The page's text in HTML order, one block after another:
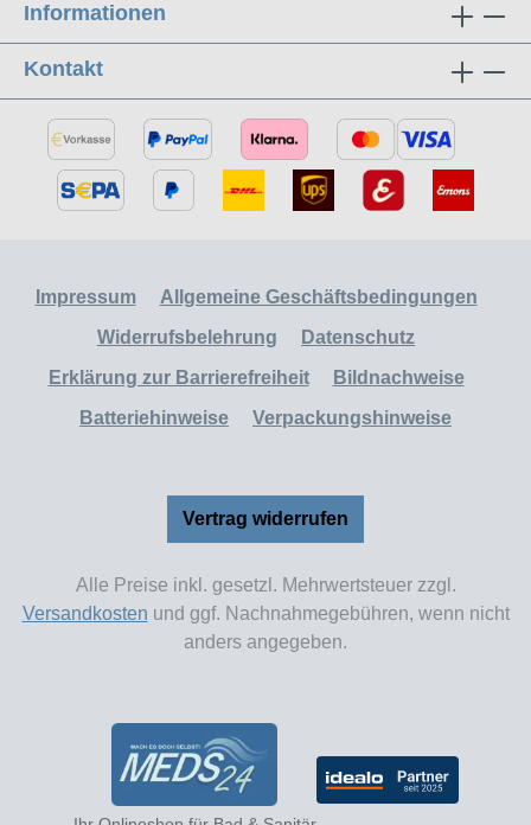
Informationen
Kontakt
Impressum
Allgemeine Geschäftsbedingungen
Widerrufsbelehrung
Datenschutz
Erklärung zur Barrierefreiheit
Bildnachweise
Batteriehinweise
Verpackungshinweise
Vertrag widerrufen
Alle Preise inkl. gesetzl. Mehrwertsteuer zzgl.
Versandkosten und ggf. Nachnahmegebühren, wenn nicht
anders angegeben.